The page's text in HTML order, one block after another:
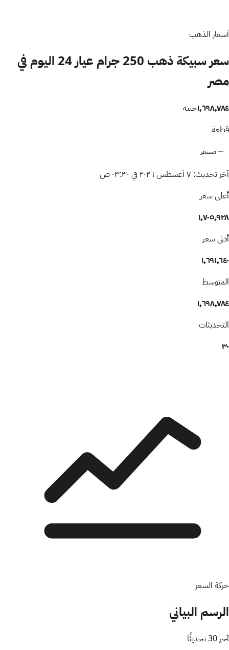
أسعار الذهب
سعر سبيكة ذهب 250 جرام عيار 24 اليوم في
مصر
١٬٦٩٨٬٧٨٤جنيه
قطعة
— مستقر
آخر تحديث: ٧ أغسطس ٢٠٢٦ في ٠٣:٣٠ ص
أعلى سعر
١٬٧٠٥٬٩٢٨
أدنى سعر
١٬٦٩١٬٦٤٠
المتوسط
١٬٦٩٨٬٧٨٤
التحديثات
٣٠
حركة السعر
الرسم البياني
آخر 30 تحديثًا